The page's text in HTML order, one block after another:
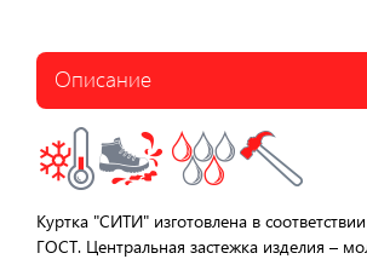
Описание
Куртка "СИТИ" изготовлена в
ГОСТ. Центральная застежка изделия –